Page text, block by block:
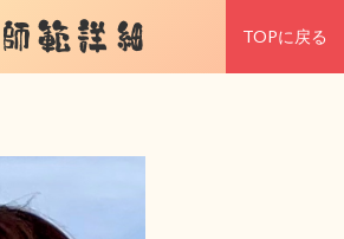
師範詳細 TOPに戻る